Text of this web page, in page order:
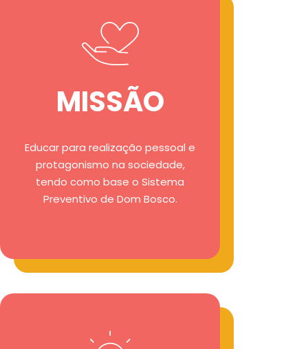
MISSÃO
Educar para realização pessoal e
protagonismo na sociedade,
tendo como base o Sistema
Preventivo de Dom Bosco.